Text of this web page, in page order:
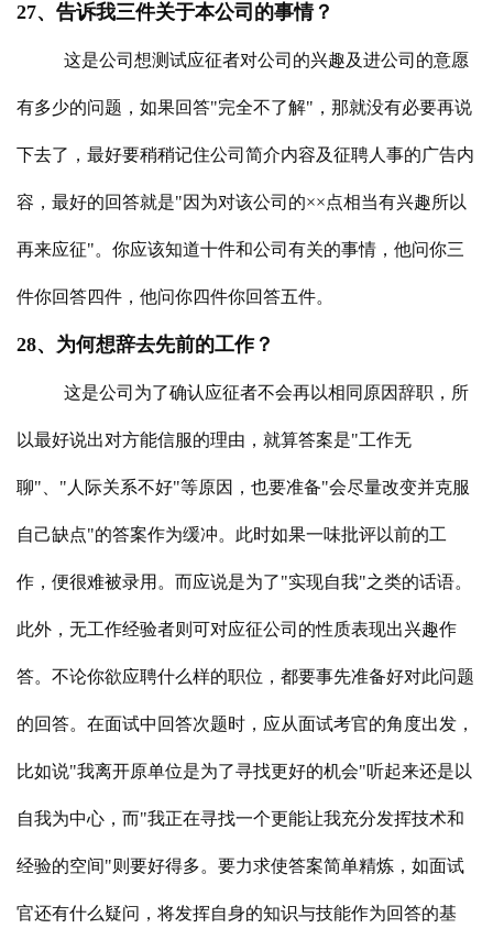
27、告诉我三件关于本公司的事情？
这是公司想测试应征者对公司的兴趣及进公司的意愿
有多少的问题，如果回答"完全不了解"，那就没有必要再说
下去了，最好要稍稍记住公司简介内容及征聘人事的广告内
容，最好的回答就是"因为对该公司的××点相当有兴趣所以
再来应征"。 你应该知道十件和公司有关的事情，他问你三
件你回答四件，他问你四件你回答五件。
28、为何想辞去先前的工作？
这是公司为了确认应征者不会再以相同原因辞职，所
以最好说出对方能信服的理由，就算答案是"工作无
聊"、"人际关系不好"等原因，也要准备"会尽量改变并克服
自己缺点"的答案作为缓冲。此时如果一味批评以前的工
作，便很难被录用。而应说是为了"实现自我"之类的话语。
此外，无工作经验者则可对应征公司的性质表现出兴趣作
答。不论你欲应聘什么样的职位，都要事先准备好对此问题
的回答。在面试中回答次题时，应从面试考官的角度出发，
比如说"我离开原单位是为了寻找更好的机会"听起来还是以
自我为中心，而"我正在寻找一个更能让我充分发挥技术和
经验的空间"则要好得多。要力求使答案简单精炼，如面试
官还有什么疑问，将发挥自身的知识与技能作为回答的基